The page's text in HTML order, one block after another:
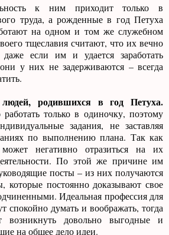
к ним приходит только в
труда, а рожденные в год Петуха
на одном и том же служебном
тщеславия считают, что их вечно
если им и удается заработать
у них не задерживаются – всегда
людей, родившихся в год Петуха.
только в одиночку, поэтому
задания, не заставляя
по выполнению плана. Так как
негативно отразиться на их
По этой же причине им
посты – из них получаются
которые постоянно доказывают свое
Идеальная профессия для
спокойно думать и воображать, тогда
довольно выгодные и
на общее дело идеи.